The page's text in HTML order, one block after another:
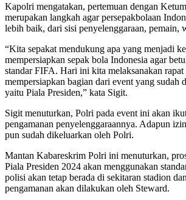
Kapolri mengatakan, pertemuan dengan
merupakan langkah agar persepakbolaan
lebih baik, dari sisi penyelenggaraan, pemain,
“Kita sepakat mendukung apa yang menjadi
mempersiapkan sepak bola Indonesia agar
standar FIFA. Hari ini kita melaksanakan
mempersiapkan bagian dari event yang sudah
yaitu Piala Presiden,” kata Sigit.
Sigit menuturkan, Polri pada event ini akan
pengamanan penyelenggaraannya. Adapun
pun sudah dikeluarkan oleh Polri.
Mantan Kabareskrim Polri ini menuturkan,
Piala Presiden 2024 akan menggunakan
polisi akan tetap berada di sekitaran stadion
pengamanan akan dilakukan oleh Steward.